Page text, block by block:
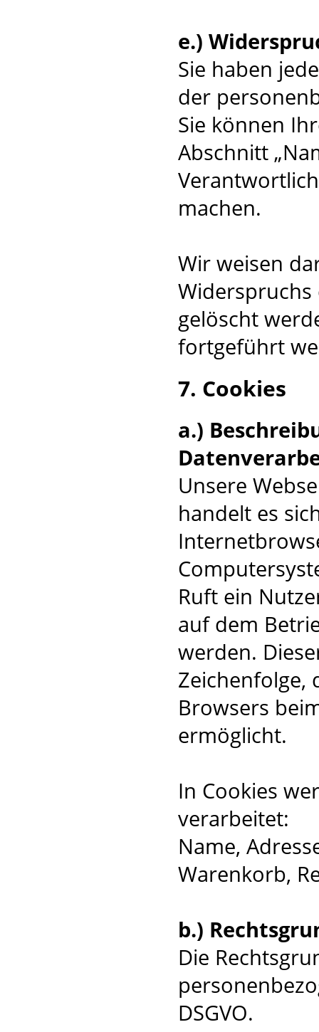
e.)
Sie haben
der
Sie können
Abschnitt
machen.
Wir weisen
gelöscht
fortgeführt
7. Cookies
a.)
Unsere
handelt es
Ruft ein
auf dem
werden.
Zeichenfolge,
Browsers
ermöglicht.
In Cookies
verarbeitet:
Name,
Warenkorb,
b.)
Die
DSGVO.